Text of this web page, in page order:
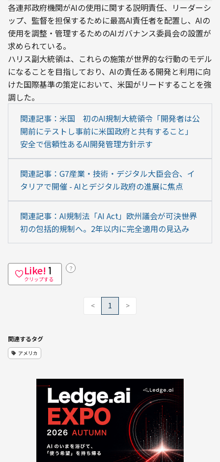
各連邦政府機関がAIの使用に関する説明責任、リーダーシ
ップ、監督を担保するために最高AI責任者を配置し、AIの
使用を調整・管理するためのAIガバナンス委員会の設置が
求められている。
ハリス副大統領は、これらの施策が世界的な行動のモデル
になることを目指しており、AIの責任ある開発と利用に向
けた国際基準の策定において、米国がリードすることを強
調した。
関連記事：米国　初のAI規制大統領令「開発者は公
開前にテストし事前に米国政府と共有すること」
安全で信頼性あるAI開発管理方針示す
関連記事：G7産業・技術・デジタル大臣会合、イ
タリアで開催 - AIとデジタル政府の進展に焦点
関連記事：AI規制法「AI Act」欧州議会が可決――世界
初の包括的規制へ。2年以内に完全適用の見込み
Like! 1
クリップする
？
< 1 >
関連するタグ
アメリカ